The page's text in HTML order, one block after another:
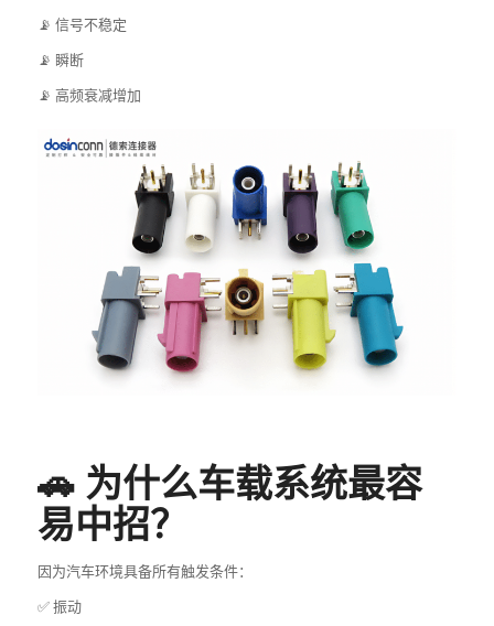
📡 信号不稳定
📡 瞬断
📡 高频衰减增加
🚗 为什么车载系统最容
易中招？
因为汽车环境具备所有触发条件：
✅ 振动